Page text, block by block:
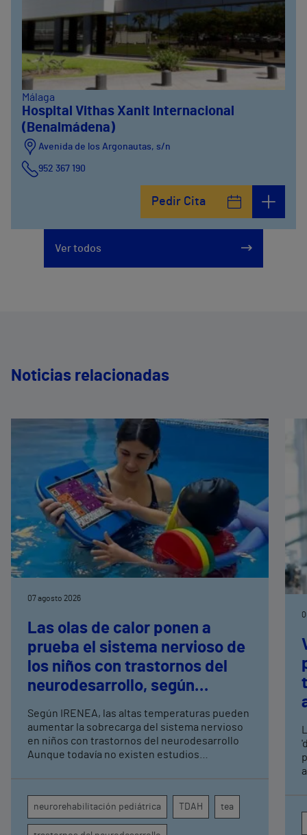
Málaga
Hospital Vithas Xanit Internacional
(Benalmádena)
Avenida de los Argonautas, s/n
952 367 190
Pedir Cita
Ver todos
Noticias relacionadas
07 agosto 2026
Las olas de calor ponen a
prueba el sistema nervioso de
los niños con trastornos del
neurodesarrollo, según
neurorrehabilitación
pediátrica de Vithas
Según IRENEA, las altas temperaturas pueden
aumentar la sobrecarga del sistema nervioso
en niños con trastornos del neurodesarrollo
Aunque todavía no existen estudios
atención, la regulación emocional y la
conducta
neurorehabilitación pediátrica TDAH tea